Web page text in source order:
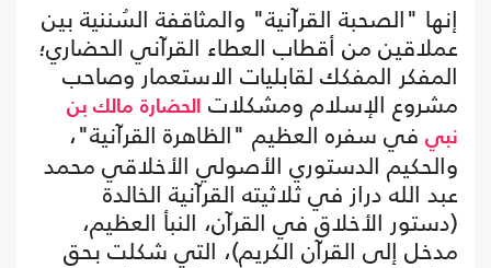
إنها "الصحبة القرآنية" والمثاقفة السُننية بين
عملاقين من أقطاب العطاء القرآني الحضاري؛
المفكر المفكك لقابليات الاستعمار وصاحب
مشروع الإسلام ومشكلات الحضارة مالك بن
نبي في سفره العظيم "الظاهرة القرآنية"،
والحكيم الدستوري الأصولي الأخلاقي محمد
عبد الله دراز في ثلاثيته القرآنية الخالدة
(دستور الأخلاق في القرآن، النبأ العظيم،
مدخل إلى القرآن الكريم)، التي شكلت بحق